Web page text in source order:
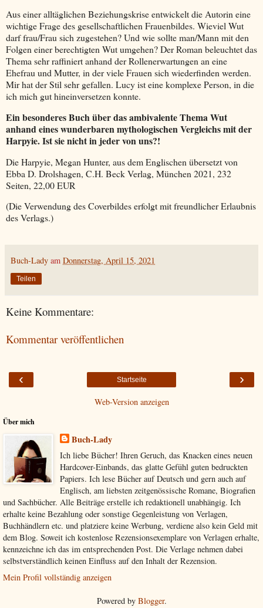
Aus einer alltäglichen Beziehungskrise entwickelt die Autorin eine
wichtige Frage des gesellschaftlichen Frauenbildes. Wieviel Wut
darf frau/Frau sich zugestehen? Und wie sollte man/Mann mit den
Folgen einer berechtigten Wut umgehen? Der Roman beleuchtet das
Thema sehr raffiniert anhand der Rollenerwartungen an eine
Ehefrau und Mutter, in der viele Frauen sich wiederfinden werden.
Mir hat der Stil sehr gefallen. Lucy ist eine komplexe Person, in die
ich mich gut hineinversetzen konnte.
Ein besonderes Buch über das ambivalente Thema Wut
anhand eines wunderbaren mythologischen Vergleichs mit der
Harpyie. Ist sie nicht in jeder von uns?!
Die Harpyie, Megan Hunter, aus dem Englischen übersetzt von
Ebba D. Drolshagen, C.H. Beck Verlag, München 2021, 232
Seiten, 22,00 EUR
(Die Verwendung des Coverbildes erfolgt mit freundlicher Erlaubnis
des Verlags.)
Buch-Lady am Donnerstag, April 15, 2021
Teilen
Keine Kommentare:
Kommentar veröffentlichen
‹ ›
Startseite
Web-Version anzeigen
Über mich
Buch-Lady
Ich liebe Bücher! Ihren Geruch, das Knacken eines neuen
Hardcover-Einbands, das glatte Gefühl guten bedruckten
Papiers. Ich lese Bücher auf Deutsch und gern auch auf
Englisch, am liebsten zeitgenössische Romane, Biografien
und Sachbücher. Alle Beiträge erstelle ich redaktionell unabhängig. Ich
erhalte keine Bezahlung oder sonstige Gegenleistung von Verlagen,
Buchhändlern etc. und platziere keine Werbung, verdiene also kein Geld mit
dem Blog. Soweit ich kostenlose Rezensionsexemplare von Verlagen erhalte,
kennzeichne ich das im entsprechenden Post. Die Verlage nehmen dabei
selbstverständlich keinen Einfluss auf den Inhalt der Rezension.
Mein Profil vollständig anzeigen
Powered by Blogger.